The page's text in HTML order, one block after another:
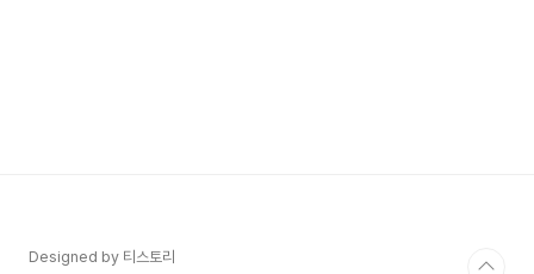
Designed by 티스토리